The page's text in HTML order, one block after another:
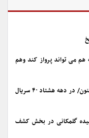
هم می تواند پرواز کند وهم
تاریخچه سریال‌های ماه رمضان از ابتدا تاکنون/ در دهه هشتاد ۴۰ سریال
گلمکانی در بخش کشف